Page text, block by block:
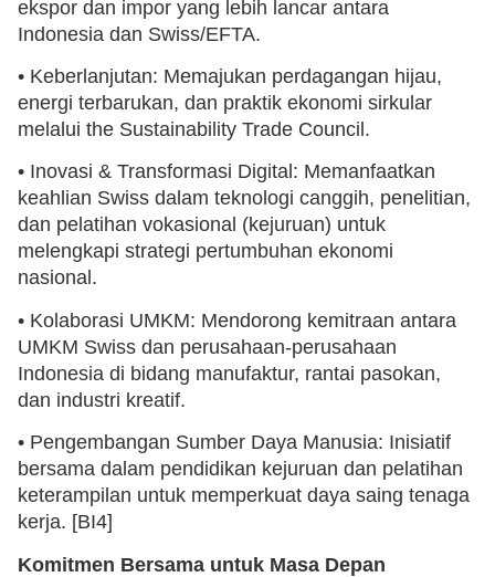
ekspor dan impor yang lebih lancar antara
Indonesia dan Swiss/EFTA.
• Keberlanjutan: Memajukan perdagangan hijau,
energi terbarukan, dan praktik ekonomi sirkular
melalui the Sustainability Trade Council.
• Inovasi & Transformasi Digital: Memanfaatkan
keahlian Swiss dalam teknologi canggih, penelitian,
dan pelatihan vokasional (kejuruan) untuk
melengkapi strategi pertumbuhan ekonomi
nasional.
• Kolaborasi UMKM: Mendorong kemitraan antara
UMKM Swiss dan perusahaan-perusahaan
Indonesia di bidang manufaktur, rantai pasokan,
dan industri kreatif.
• Pengembangan Sumber Daya Manusia: Inisiatif
bersama dalam pendidikan kejuruan dan pelatihan
keterampilan untuk memperkuat daya saing tenaga
kerja. [BI4]
Komitmen Bersama untuk Masa Depan